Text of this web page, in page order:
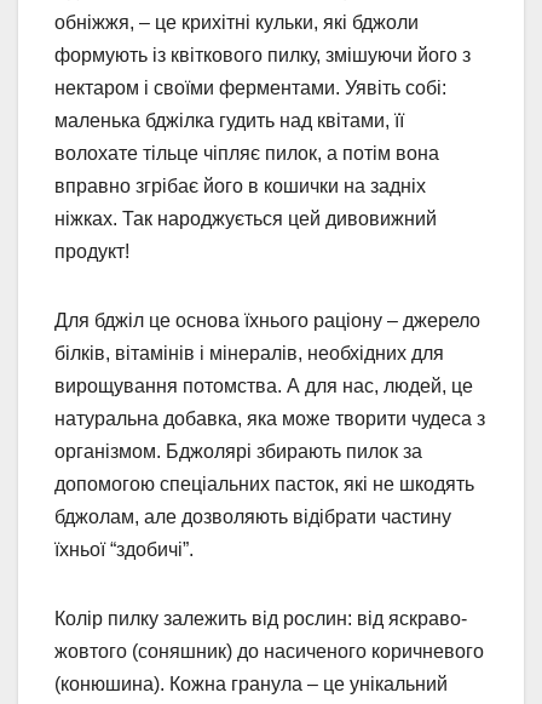
обніжжя, – це крихітні кульки, які бджоли
формують із квіткового пилку, змішуючи його з
нектаром і своїми ферментами. Уявіть собі:
маленька бджілка гудить над квітами, її
волохате тільце чіпляє пилок, а потім вона
вправно згрібає його в кошички на задніх
ніжках. Так народжується цей дивовижний
продукт!
Для бджіл це основа їхнього раціону – джерело
білків, вітамінів і мінералів, необхідних для
вирощування потомства. А для нас, людей, це
натуральна добавка, яка може творити чудеса з
організмом. Бджолярі збирають пилок за
допомогою спеціальних пасток, які не шкодять
бджолам, але дозволяють відібрати частину
їхньої “здобичі”.
Колір пилку залежить від рослин: від яскраво-
жовтого (соняшник) до насиченого коричневого
(конюшина). Кожна гранула – це унікальний